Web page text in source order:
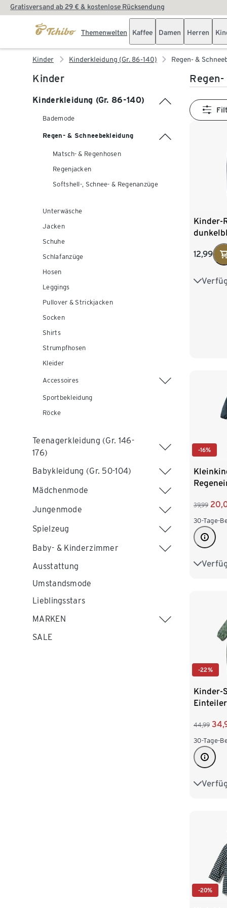
Gratisversand ab 29 € & kostenlose Rücksendung
Themenwelten Kaffee Damen Herren
Kinder Kinderkleidung (Gr. 86-140) Regen- &
Kinder
Kinderkleidung (Gr. 86-140)
Bademode
Regen- & Schneebekleidung
Matsch- & Regenhosen
Regenjacken
Softshell-, Schnee- & Regenanzüge
Unterwäsche
Jacken
Schuhe
Schlafanzüge
Hosen
Leggings
Pullover & Strickjacken
Socken
Shirts
Strumpfhosen
Kleider
Accessoires
Sportbekleidung
Röcke
Teenagerkleidung (Gr. 146-
176)
Babykleidung (Gr. 50-104)
Mädchenmode
Jungenmode
Spielzeug
Baby- & Kinderzimmer
Ausstattung
Umstandsmode
Lieblingsstars
MARKEN
SALE
Kinder-
12,99
74/80
-16%
39,99
30-Tage-
74/80
-22%
Kinder-
Einteiler
44,99
30-Tage-
74/80
-20%